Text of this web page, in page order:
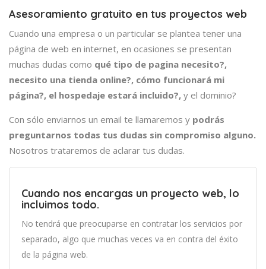
Asesoramiento gratuito en tus proyectos web
Cuando una empresa o un particular se plantea tener una
página de web en internet, en ocasiones se presentan
muchas dudas como qué tipo de pagina necesito?,
necesito una tienda online?, cómo funcionará mi
página?, el hospedaje estará incluido?, y el dominio?
Con sólo enviarnos un email te llamaremos y podrás
preguntarnos todas tus dudas sin compromiso alguno.
Nosotros trataremos de aclarar tus dudas.
Cuando nos encargas un proyecto web, lo
incluimos todo.
No tendrá que preocuparse en contratar los servicios por
separado, algo que muchas veces va en contra del éxito
de la página web.